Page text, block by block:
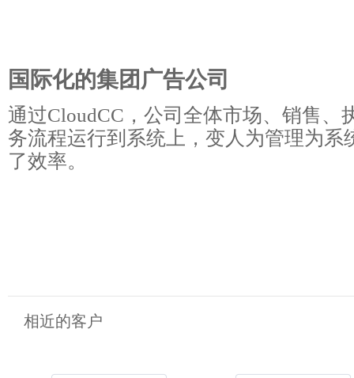
国际化的集团广告公司
通过CloudCC，公司全体市场、销售、
务流程运行到系统上，变人为管理为系
了效率。
相近的客户